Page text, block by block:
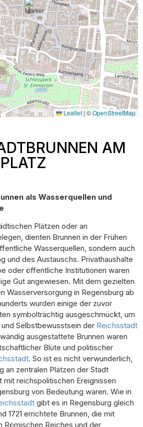
Leaflet | ©OpenStreetMap
AM
als Wasserquellen und
Plätzen oder an
dienten Brunnen in der Frühen
Wasserquellen, sondern auch
und des Austauschs. Privathaushalte
oder öffentliche Institutionen waren
Gut angewiesen. Mit dem gezielten
Wasserversorgung in Regensburg ab
wurden einige der zuvor
symbolträchtig ausgeschmückt, um
Selbstbewusstsein der Reichsstadt
ausgestattete Brunnen waren
Blüte und politischer
. So ist es nicht verwunderlich,
an zentralen Plätzen der Stadt
mit reichspolitischen Ereignissen
von Bedeutung waren. Wie in
gibt es in Regensburg gleich
1721 errichtete Brunnen, die mit
Römischen Reiches und der